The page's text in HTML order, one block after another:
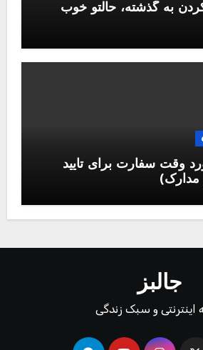
به گذشته، حالتو خوب
وقت سفارت برای تایید
مدارک)
جالبز
اینترنتی و سبک زندگی